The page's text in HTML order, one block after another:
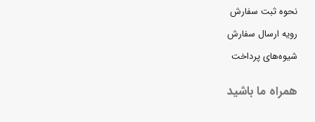
نحوه ثبت سفارش
رویه ارسال سفارش
شیوه‌های پرداخت
همراه ما باشید